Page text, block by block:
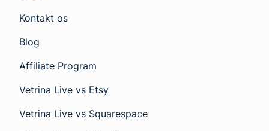
Kontakt os
Blog
Affiliate Program
Vetrina Live vs Etsy
Vetrina Live vs Squarespace